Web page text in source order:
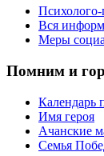
Вся
Меры
Помним и
Календарь
Имя героя
Ачанские
Семья